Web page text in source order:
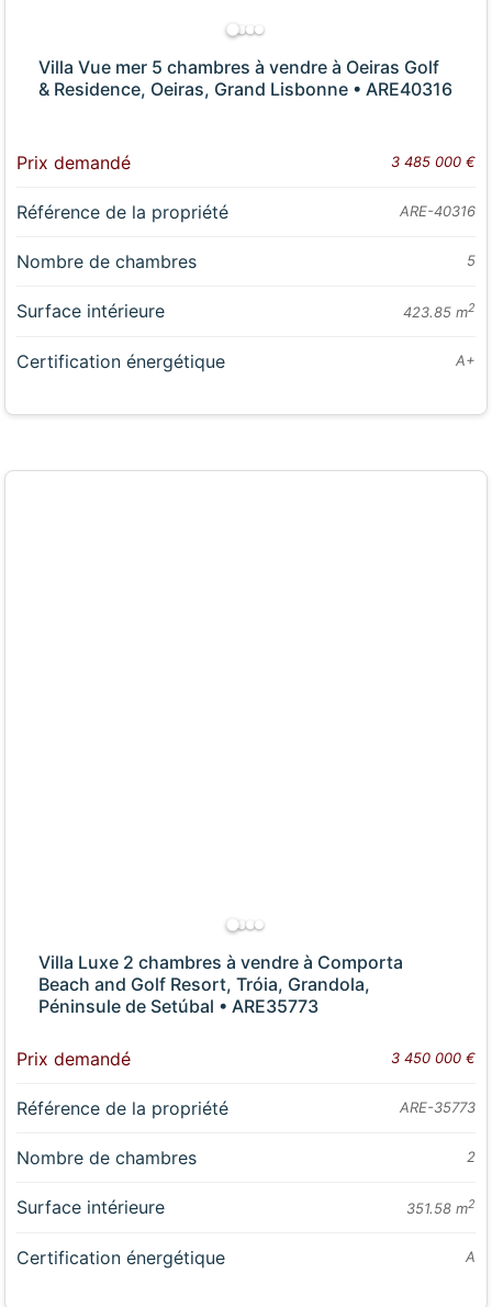
Villa Vue mer 5 chambres à vendre à Oeiras Golf
& Residence, Oeiras, Grand Lisbonne • ARE40316
Prix demandé 3 485 000 €
Référence de la propriété ARE-40316
Nombre de chambres 5
Surface intérieure 423.85 m2
Certification énergétique A+
Villa Luxe 2 chambres à vendre à Comporta
Beach and Golf Resort, Tróia, Grandola,
Péninsule de Setúbal • ARE35773
Prix demandé 3 450 000 €
Référence de la propriété ARE-35773
Nombre de chambres 2
Surface intérieure 351.58 m2
Certification énergétique A